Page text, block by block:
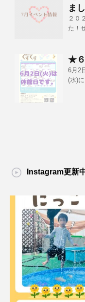
ま
２０
た！
★６
6月2
(水)
Instagram更新